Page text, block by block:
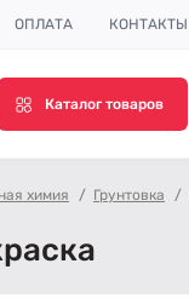
ОПЛАТА КОНТАКТЫ
Каталог товаров
химия Грунтовка